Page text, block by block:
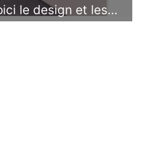
le design et les…